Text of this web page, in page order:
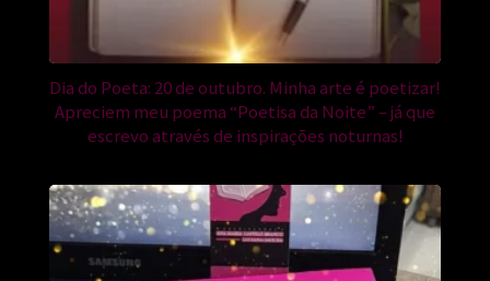
Dia do Poeta: 20 de outubro. Minha arte é poetizar!
Apreciem meu poema “Poetisa da Noite” – já que
escrevo através de inspirações noturnas!